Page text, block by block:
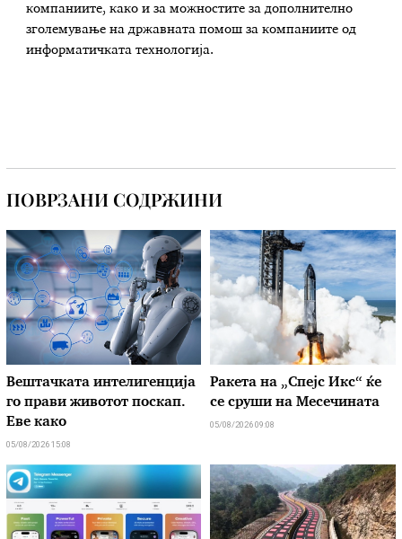
компаниите, како и за можностите за дополнително
зголемување на државната помош за компаниите од
информатичката технологија.
ПОВРЗАНИ СОДРЖИНИ
Вештачката интелигенција
го прави животот поскап.
Еве како
05/08/2026 15:08
Ракета на „Спејс Икс“ ќе
се сруши на Месечината
05/08/2026 09:08